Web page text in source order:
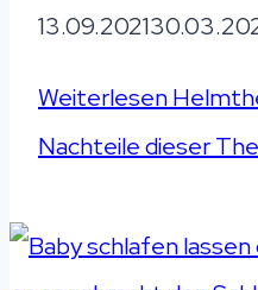
13.09.2021
Weiterlesen
Nachteile dieser